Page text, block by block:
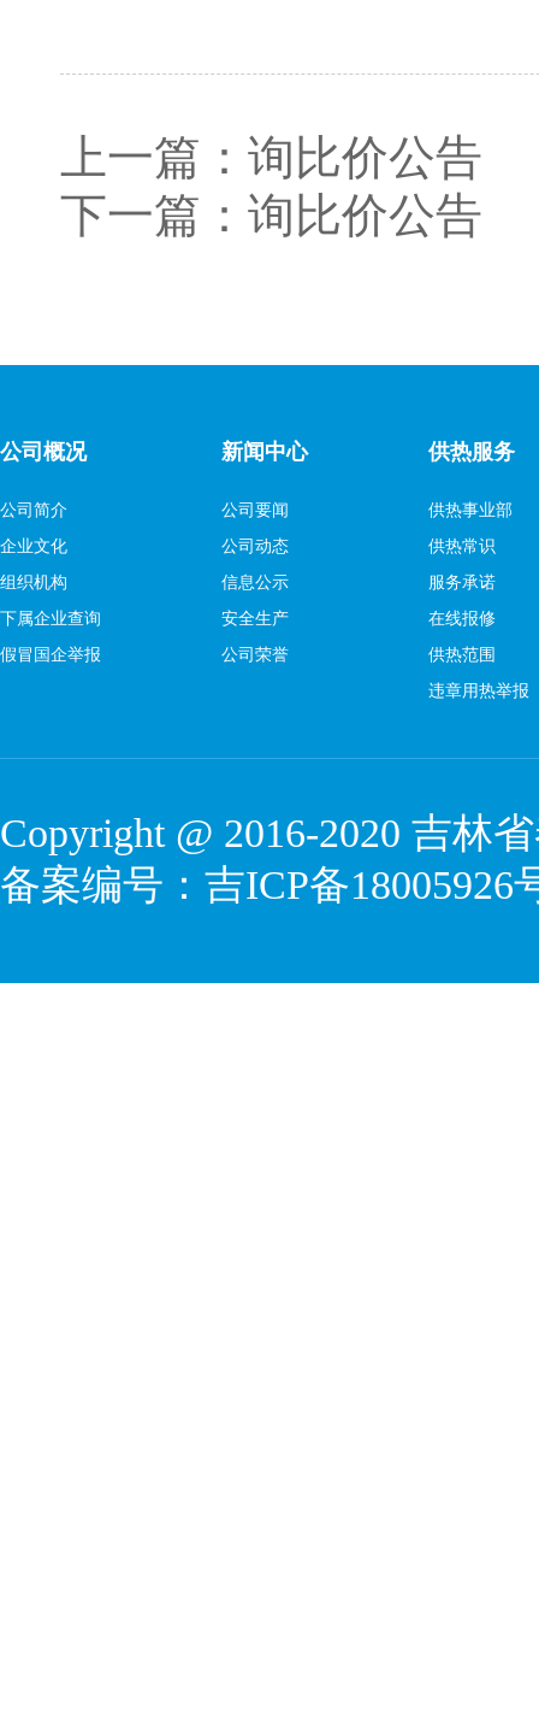
上一篇： 询比价公告
下一篇： 询比价公告
公司概况
公司简介
企业文化
组织机构
下属企业查询
假冒国企举报
新闻中心
公司要闻
公司动态
信息公示
安全生产
公司荣誉
供热服务
供热事业部
供热常识
服务承诺
在线报修
供热范围
违章用热举报
Copyright @ 2016-2020 吉林
备案编号： 吉ICP备18005926